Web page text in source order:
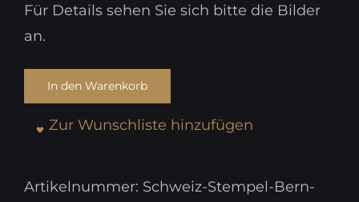
Für Details sehen Sie sich bitte die Bilder
an.
In den Warenkorb
Zur Wunschliste hinzufügen
Artikelnummer: Schweiz-Stempel-Bern-